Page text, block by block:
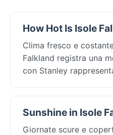
How Hot Is Isole
Clima fresco e
Falkland registra una
con Stanley
Sunshine in Isole
Giornate scure e